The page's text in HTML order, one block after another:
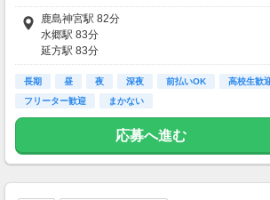
■一般：時給1250円〜
■22時以降：時給1563円〜
■高校生(18歳未満)：時給1180円〜
早朝(5〜8時)手当：時給100円UP、土日祝：時
※頑張り次第で時給UPします！
※交通費規定支給
交通費一部支給
鹿島神宮駅 82分
水郷駅 83分
延方駅 83分
小見川駅 93分
十二橋駅 102分
長期 昼 夜 深夜 前払いOK 高校生歓
フリーター歓迎
まかない
応募へ進む